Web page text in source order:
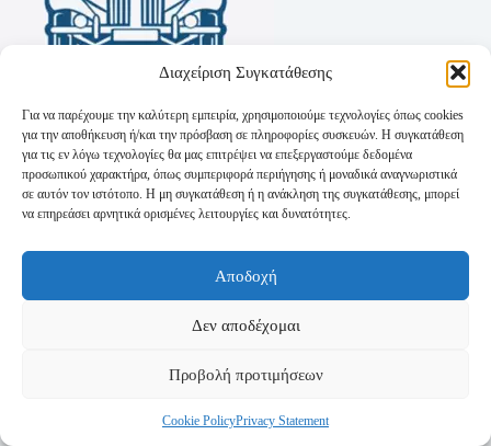
Διαχείριση Συγκατάθεσης
Για να παρέχουμε την καλύτερη εμπειρία, χρησιμοποιούμε τεχνολογίες όπως cookies
για την αποθήκευση ή/και την πρόσβαση σε πληροφορίες συσκευών. Η συγκατάθεση
για τις εν λόγω τεχνολογίες θα μας επιτρέψει να επεξεργαστούμε δεδομένα
προσωπικού χαρακτήρα, όπως συμπεριφορά περιήγησης ή μοναδικά αναγνωριστικά
σε αυτόν τον ιστότοπο. Η μη συγκατάθεση ή η ανάκληση της συγκατάθεσης, μπορεί
να επηρεάσει αρνητικά ορισμένες λειτουργίες και δυνατότητες.
Αποδοχή
Δεν αποδέχομαι
Προβολή προτιμήσεων
Cookie PolicyPrivacy Statement
Πολιτική Απορρήτου
Τρόποι Αποστολής
Τρόποι Πληρωμής